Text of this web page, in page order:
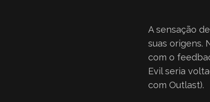
A sensação
suas origens.
com o
Evil seria
com Outlast).